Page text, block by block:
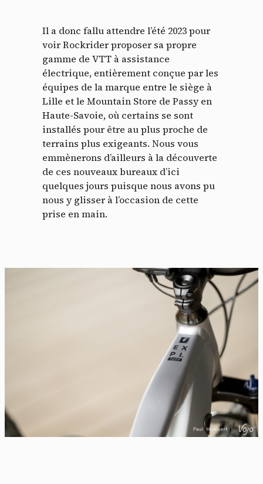
Il a donc fallu attendre l’été 2023 pour
voir Rockrider proposer sa propre
gamme de VTT à assistance
électrique, entièrement conçue par les
équipes de la marque entre le siège à
Lille et le Mountain Store de Passy en
Haute-Savoie, où certains se sont
installés pour être au plus proche de
terrains plus exigeants. Nous vous
emmènerons d’ailleurs à la découverte
de ces nouveaux bureaux d’ici
quelques jours puisque nous avons pu
nous y glisser à l’occasion de cette
prise en main.